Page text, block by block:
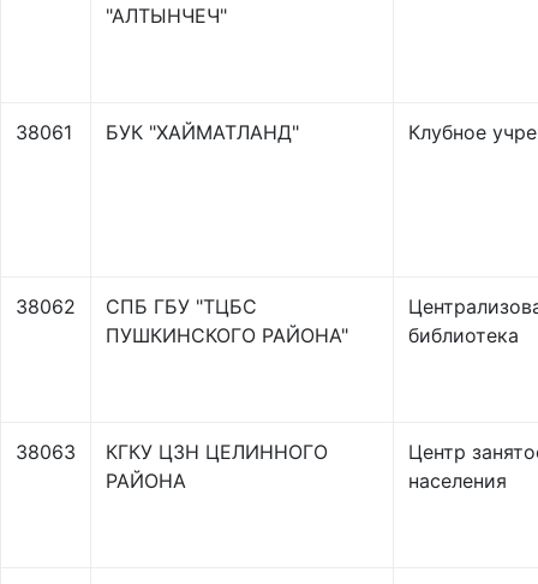
"АЛТЫНЧЕЧ"
38061 БУК "ХАЙМАТЛАНД" Клубное
38062
СПБ ГБУ "ТЦБС
ПУШКИНСКОГО РАЙОНА"
библиотека
38063
КГКУ ЦЗН ЦЕЛИННОГО
РАЙОНА
Центр
населения